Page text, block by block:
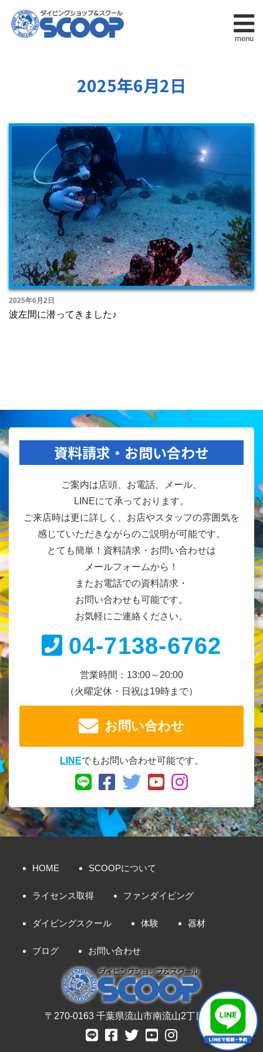
menu
2025年6月2日
2025年6月2日
波左間に潜ってきました♪
資料請求・お問い合わせ
ご案内は店頭、お電話、メール、
LINEにて承っております。
ご来店時は更に詳しく、お店やスタッフの雰囲気を
感じていただきながらのご説明が可能です。
とても簡単！資料請求・お問い合わせは
メールフォームから！
またお電話での資料請求・
お問い合わせも可能です。
お気軽にご連絡ください。
04-7138-6762
営業時間：13:00～20:00
（火曜定休・日祝は19時まで）
お問い合わせ
LINEでもお問い合わせ可能です。
HOME SCOOPについて
ライセンス取得 ファンダイビング
ダイビングスクール 体験 器材
ブログ お問い合わせ
〒270-0163 千葉県流山市南流山2丁目8-7